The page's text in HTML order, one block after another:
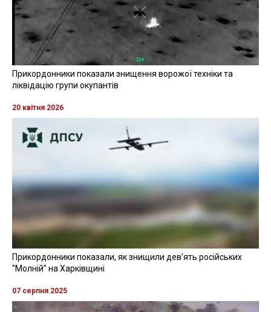
Прикордонники показали знищення ворожої техніки та
ліквідацію групи окупантів
20 квітня 2026
Прикордонники показали, як знищили девʼять російських
"Молній" на Харківщині
07 серпня 2025